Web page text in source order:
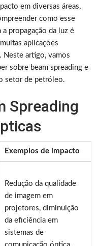
em diversas áreas,
como esse
propagação da luz é
aplicações
Neste artigo, vamos
sobre beam spreading e
setor de petróleo.
Spreading
Exemplos de impacto
Redução da qualidade
de imagem em
projetores, diminuição
da eficiência em
sistemas de